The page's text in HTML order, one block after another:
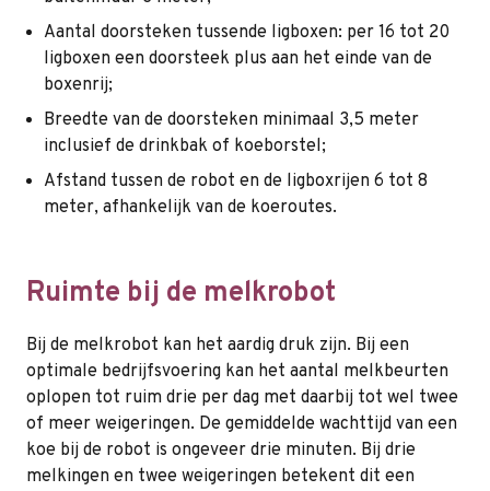
Aantal doorsteken tussende ligboxen: per 16 tot 20
ligboxen een doorsteek plus aan het einde van de
boxenrij;
Breedte van de doorsteken minimaal 3,5 meter
inclusief de drinkbak of koeborstel;
Afstand tussen de robot en de ligboxrijen 6 tot 8
meter, afhankelijk van de koeroutes.
Ruimte bij de melkrobot
Bij de melkrobot kan het aardig druk zijn. Bij een
optimale bedrijfsvoering kan het aantal melkbeurten
oplopen tot ruim drie per dag met daarbij tot wel twee
of meer weigeringen. De gemiddelde wachttijd van een
koe bij de robot is ongeveer drie minuten. Bij drie
melkingen en twee weigeringen betekent dit een